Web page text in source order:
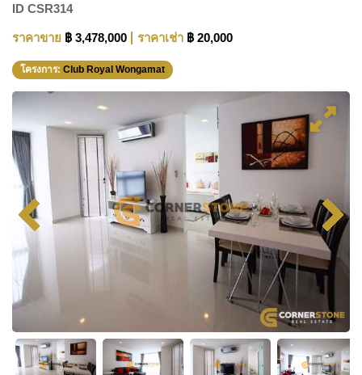
ID CSR314
ราคาขาย ฿ 3,478,000 ราคาเช่า ฿ 20,000
โครงการ: Club Royal Wongamat